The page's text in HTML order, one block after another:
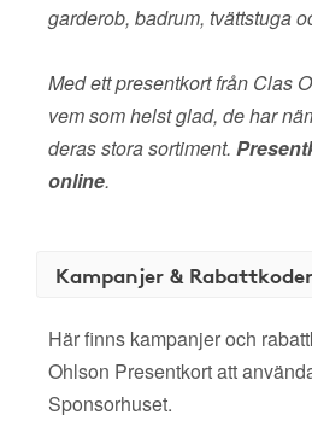
garderob, badrum, tvättstuga
Med ett presentkort från Clas
vem som helst glad, de har
deras stora sortiment.
online.
Kampanjer & Rabattkoder
Här finns kampanjer och
Ohlson Presentkort att
Sponsorhuset.